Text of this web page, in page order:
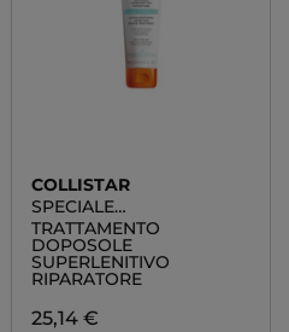
COLLISTAR
SPECIALE
ABBRONZATURA
PERFETTA
TRATTAMENTO
DOPOSOLE
SUPERLENITIVO
RIPARATORE
25,14 €